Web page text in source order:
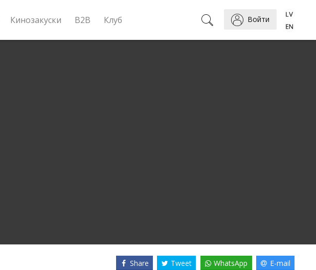
Кинозакуски B2B Клуб Войти
Share Tweet WhatsApp E-mail